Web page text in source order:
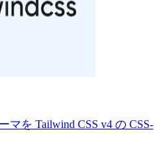
マを Tailwind CSS v4 の CSS-